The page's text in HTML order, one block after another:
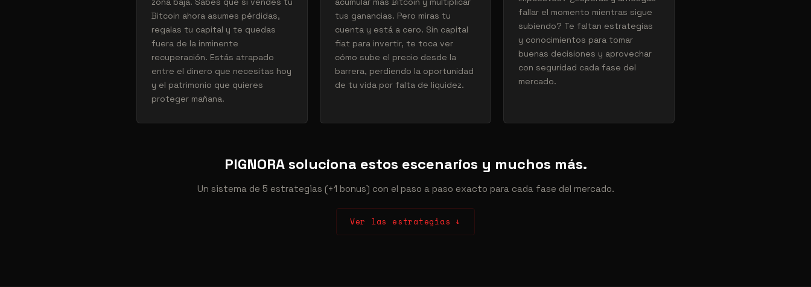
Bitcoin ahora asumes pérdidas,
regalas tu capital y te quedas
fuera de la inminente
recuperación. Estás atrapado
entre el dinero que necesitas hoy
y el patrimonio que quieres
proteger mañana.
tus ganancias. Pero miras tu
cuenta y está a cero. Sin capital
fiat para invertir, te toca ver
cómo sube el precio desde la
barrera, perdiendo la oportunidad
de tu vida por falta de liquidez.
fallar el momento mientras sigue
subiendo? Te faltan estrategias
y conocimientos para tomar
buenas decisiones y aprovechar
con seguridad cada fase del
mercado.
PIGNORA soluciona estos escenarios y muchos más.
Un sistema de 5 estrategias (+1 bonus) con el paso a paso exacto para cada fase del mercado.
Ver las estrategias ↓